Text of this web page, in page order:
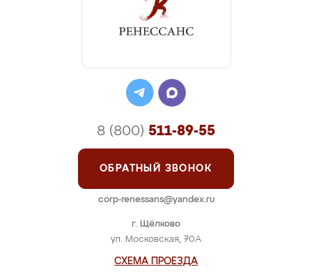
г. Щёлково
ул. Московская, 70А
СХЕМА ПРОЕЗДА
8 (800) 511-89-55
ОБРАТНЫЙ ЗВОНОК
corp-renessans@yandex.ru